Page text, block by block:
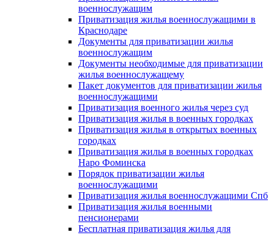
военнослужащим
Приватизация жилья военнослужащими в
Краснодаре
Документы для приватизации жилья
военнослужащим
Документы необходимые для приватизации
жилья военнослужащему
Пакет документов для приватизации жилья
военнослужащими
Приватизация военного жилья через суд
Приватизация жилья в военных городках
Приватизация жилья в открытых военных
городках
Приватизация жилья в военных городках
Наро Фоминска
Порядок приватизации жилья
военнослужащими
Приватизация жилья военнослужащими Спб
Приватизация жилья военными
пенсионерами
Бесплатная приватизация жилья для